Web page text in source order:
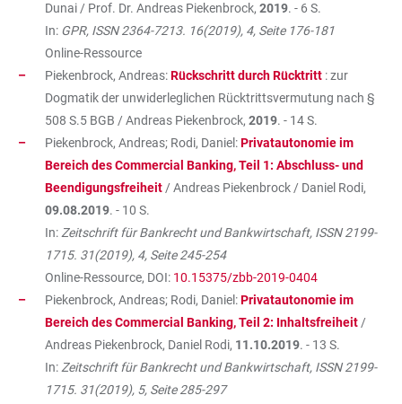
Dunai / Prof. Dr. Andreas Piekenbrock, 2019. - 6 S.
In: GPR, ISSN 2364-7213. 16(2019), 4, Seite 176-181
Online-Ressource
Piekenbrock, Andreas:Rückschritt durch Rücktritt : zur
Dogmatik der unwiderleglichen Rücktrittsvermutung nach §
508 S.5 BGB / Andreas Piekenbrock, 2019. - 14 S.
Piekenbrock, Andreas; Rodi, Daniel:Privatautonomie im
Bereich des Commercial Banking, Teil 1: Abschluss- und
Beendigungsfreiheit / Andreas Piekenbrock / Daniel Rodi,
09.08.2019. - 10 S.
In: Zeitschrift für Bankrecht und Bankwirtschaft, ISSN 2199-
1715. 31(2019), 4, Seite 245-254
Online-Ressource, DOI: 10.15375/zbb-2019-0404
Piekenbrock, Andreas; Rodi, Daniel:Privatautonomie im
Bereich des Commercial Banking, Teil 2: Inhaltsfreiheit /
Andreas Piekenbrock, Daniel Rodi, 11.10.2019. - 13 S.
In: Zeitschrift für Bankrecht und Bankwirtschaft, ISSN 2199-
1715. 31(2019), 5, Seite 285-297